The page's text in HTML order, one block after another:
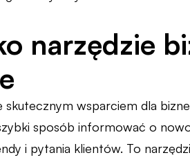
narzędzie
wsparciem dla
sposób informować o
i pytania klientów. To